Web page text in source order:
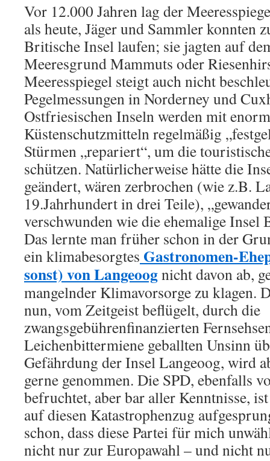
Vor 12.000 Jahren lag der
als heute, Jäger und Sammler konnten
Britische Insel laufen; sie jagten auf
Meeresgrund Mammuts oder
Meeresspiegel steigt auch nicht
Pegelmessungen in Norderney und
Ostfriesischen Inseln werden mit
Küstenschutzmitteln regelmäßig
Stürmen „repariert“, um die
schützen. Natürlicherweise hätte die
geändert, wären zerbrochen (wie z.B.
19.Jahrhundert in drei Teile),
verschwunden wie die ehemalige Insel
Das lernte man früher schon in der
ein klimabesorgtes Gastronomen-
sonst) von Langeoognicht davon ab,
mangelnder Klimavorsorge zu klagen.
nun, vom Zeitgeist beflügelt, durch die
zwangsgebührenfinanzierten
Leichenbittermiene geballten Unsinn
Gefährdung der Insel Langeoog, wird
gerne genommen. Die SPD, ebenfalls
befruchtet, aber bar aller Kenntnisse,
auf diesen Katastrophenzug
schon, dass diese Partei für mich
nicht nur zur Europawahl – und nicht